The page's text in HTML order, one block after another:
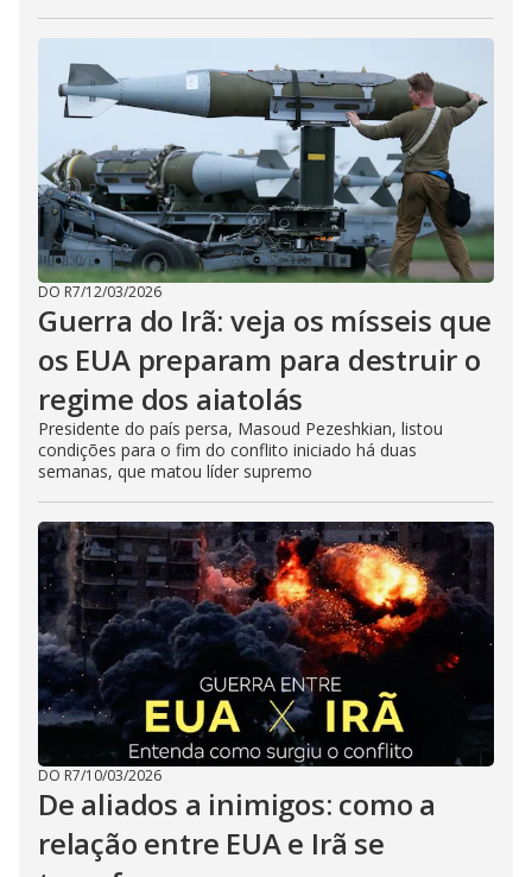
DO R7/12/03/2026
Guerra do Irã: veja os mísseis que
os EUA preparam para destruir o
regime dos aiatolás
Presidente do país persa, Masoud Pezeshkian, listou
condições para o fim do conflito iniciado há duas
semanas, que matou líder supremo
DO R7/10/03/2026
De aliados a inimigos: como a
relação entre EUA e Irã se